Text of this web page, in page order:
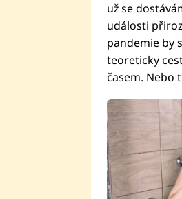
už se
události
pandemie by
teoreticky
časem. Nebo